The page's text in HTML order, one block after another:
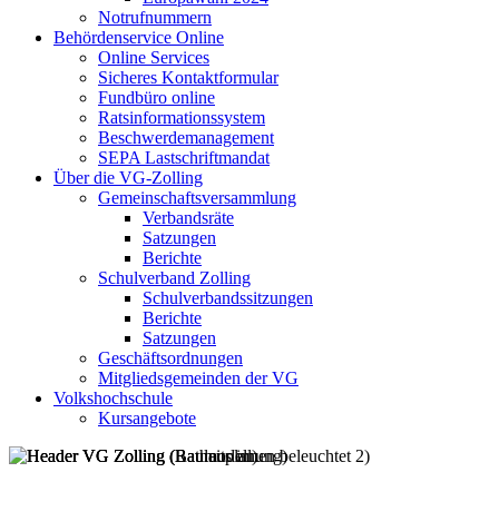
Notrufnummern
Behördenservice Online
Online Services
Sicheres Kontaktformular
Fundbüro online
Ratsinformationssystem
Beschwerdemanagement
SEPA Lastschriftmandat
Über die VG-Zolling
Gemeinschaftsversammlung
Verbandsräte
Satzungen
Berichte
Schulverband Zolling
Schulverbandssitzungen
Berichte
Satzungen
Geschäftsordnungen
Mitgliedsgemeinden der VG
Volkshochschule
Kursangebote